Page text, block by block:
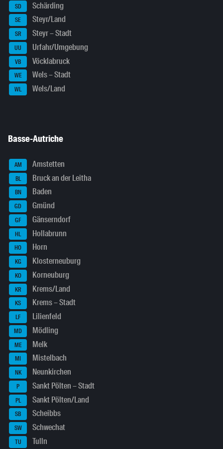
SD Schärding
SE Steyr/Land
SR Steyr – Stadt
UU Urfahr/Umgebung
VB Vöcklabruck
WE Wels – Stadt
WL Wels/Land
Basse-Autriche
AM Amstetten
BL Bruck an der Leitha
BN Baden
GD Gmünd
GF Gänserndorf
HL Hollabrunn
HO Horn
KG Klosterneuburg
KO Korneuburg
KR Krems/Land
KS Krems – Stadt
LF Lilienfeld
MD Mödling
ME Melk
MI Mistelbach
NK Neunkirchen
P Sankt Pölten – Stadt
PL Sankt Pölten/Land
SB Scheibbs
SW Schwechat
TU Tulln